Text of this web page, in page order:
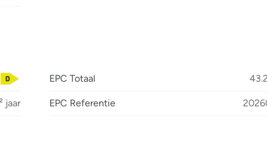
EPC Totaal
jaar EPC Referentie